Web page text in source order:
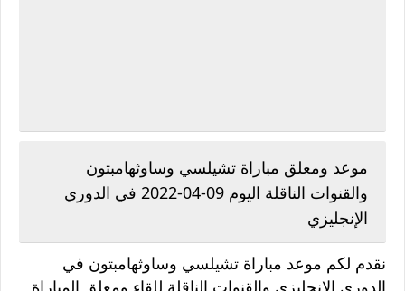
موعد ومعلق مباراة تشيلسي وساوثهامبتون
والقنوات الناقلة اليوم 09-04-2022 في الدوري
الإنجليزي
نقدم لكم موعد مباراة تشيلسي وساوثهامبتون في